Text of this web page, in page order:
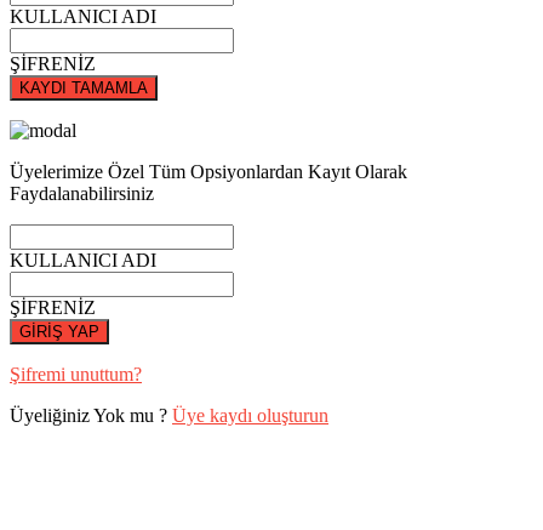
KULLANICI ADI
ŞİFRENİZ
KAYDI TAMAMLA
Üyelerimize Özel Tüm Opsiyonlardan Kayıt Olarak
Faydalanabilirsiniz
KULLANICI ADI
ŞİFRENİZ
GİRİŞ YAP
Şifremi unuttum?
Üyeliğiniz Yok mu ? Üye kaydı oluşturun